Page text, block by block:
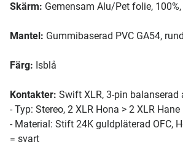
Skärm: Gemensam Alu/Pet folie,
Mantel: Gummibaserad PVC GA54,
Färg: Isblå
Kontakter: Swift XLR, 3-pin balanserad
- Typ: Stereo, 2 XLR Hona > 2 XLR Hane
- Material: Stift 24K guldpläterad OFC,
= svart